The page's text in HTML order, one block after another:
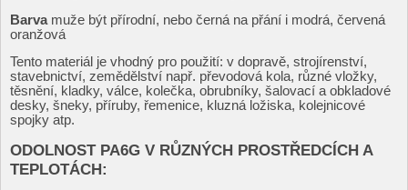
Barvamuže být přírodní, nebo černá na přání i modrá, červená
oranžová
Tento materiál je vhodný pro použití: v dopravě, strojírenství,
stavebnictví, zemědělství např. převodová kola, různé vložky,
těsnění, kladky, válce, kolečka, obrubníky, šalovací a obkladové
desky, šneky, příruby, řemenice, kluzná ložiska, kolejnicové
spojky atp.
ODOLNOST PA6G V RŮZNÝCH PROSTŘEDCÍCH A
TEPLOTÁCH: